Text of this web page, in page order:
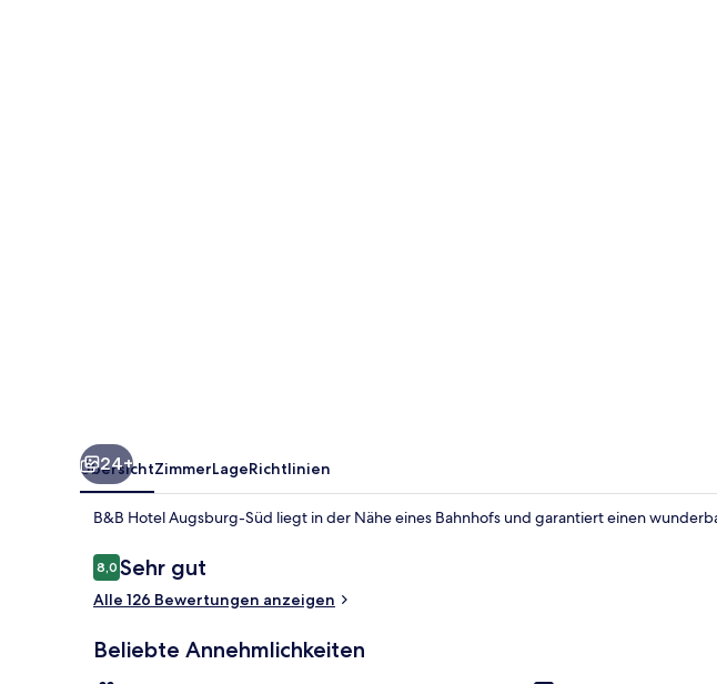
24+
ÜbersichtZimmerLageRichtlinien
B&B Hotel Augsburg-Süd liegt in der Nähe eines Bahnhofs und garantiert einen
Bewertungen
8,08,0 von 10.
Sehr gut
Alle 126 Bewertungen anzeigen
Beliebte Annehmlichkeiten